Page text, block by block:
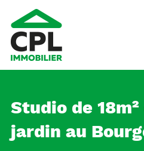
Studio de
jardin au